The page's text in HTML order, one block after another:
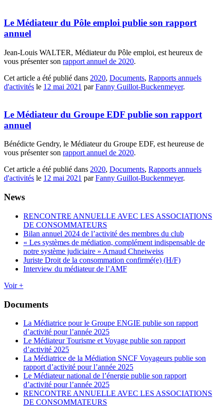
Le Médiateur du Pôle emploi publie son rapport
annuel
Jean-Louis WALTER, Médiateur du Pôle emploi, est heureux de
vous présenter son rapport annuel de 2020.
Cet article a été publié dans 2020, Documents, Rapports annuels
d'activités le 12 mai 2021 parFanny Guillot-Buckenmeyer.
Le Médiateur du Groupe EDF publie son rapport
annuel
Bénédicte Gendry, le Médiateur du Groupe EDF, est heureuse de
vous présenter son rapport annuel de 2020.
Cet article a été publié dans 2020, Documents, Rapports annuels
d'activités le 12 mai 2021 parFanny Guillot-Buckenmeyer.
News
RENCONTRE ANNUELLE AVEC LES ASSOCIATIONS
DE CONSOMMATEURS
Bilan annuel 2024 de l’activité des membres du club
« Les systèmes de médiation, complément indispensable de
notre système judiciaire » Arnaud Chneiweiss
Juriste Droit de la consommation confirmé(e) (H/F)
Interview du médiateur de l’AMF
Voir +
Documents
La Médiatrice pour le Groupe ENGIE publie son rapport
d’activité pour l’année 2025
Le Médiateur Tourisme et Voyage publie son rapport
d’activité 2025
La Médiatrice de la Médiation SNCF Voyageurs publie son
rapport d’activité pour l’année 2025
Le Médiateur national de l’énergie publie son rapport
d’activité pour l’année 2025
RENCONTRE ANNUELLE AVEC LES ASSOCIATIONS
DE CONSOMMATEURS